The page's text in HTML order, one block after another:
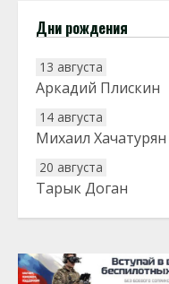
Дни рождения
13 августа
Аркадий Плискин
14 августа
Михаил Хачатурян
20 августа
Тарык Доган
22 августа
25 августа